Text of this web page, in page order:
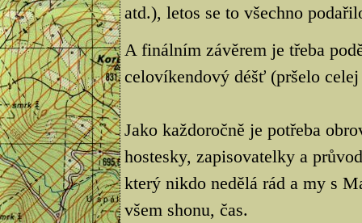
atd.), letos se to všechno
A finálním závěrem je třeba
celovíkendový déšť (pršelo
Jako každoročně je potřeba
hostesky, zapisovatelky a
který nikdo nedělá rád a my s
všem shonu, čas.